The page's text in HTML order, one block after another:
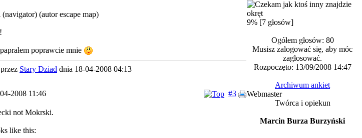
(autor escape map)
poprawcie mnie
Stary Dziad dnia 18-04-2008 04:13
#3
2008 11:46
not Mokrski.
like this:
9% [7 głosów]
Ogółem głosów: 80
Musisz zalogować się, aby móc
zagłosować.
Rozpoczęto: 13/09/2008 14:47
Archiwum ankiet
Webmaster
Twórca i opiekun
Marcin Burza Burzyński